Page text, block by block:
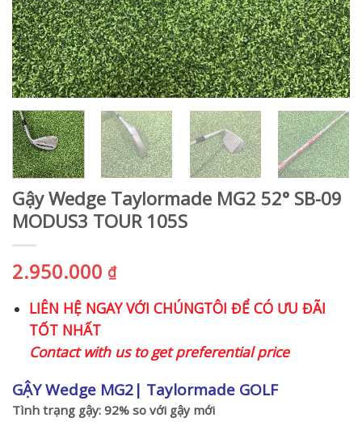
Gậy Wedge Taylormade MG2 52° SB-09
MODUS3 TOUR 105S
2.950.000 ₫
LIÊN HỆ NGAY VỚI CHÚNGTÔI ĐỂ CÓ ƯU ĐÃI
TỐT NHẤT
Contact with us to get preferential price
GẬY Wedge MG2| Taylormade GOLF
Tình trạng gậy: 92% so với gậy mới